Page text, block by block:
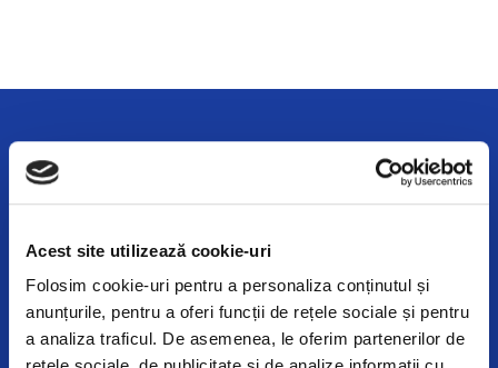
Acest site utilizează cookie-uri
Folosim cookie-uri pentru a personaliza conținutul și
anunțurile, pentru a oferi funcții de rețele sociale și pentru
a analiza traficul. De asemenea, le oferim partenerilor de
DESPRE NOI
dininima Clujului
Suntem o echipă dedicată cu experiență solidă în recrutare
și dezvoltare organizațională. Credem în parteneriate